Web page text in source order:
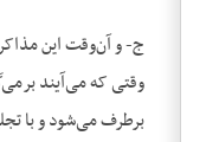
وقتی که می‌آیند
برطرف می‌شود و با